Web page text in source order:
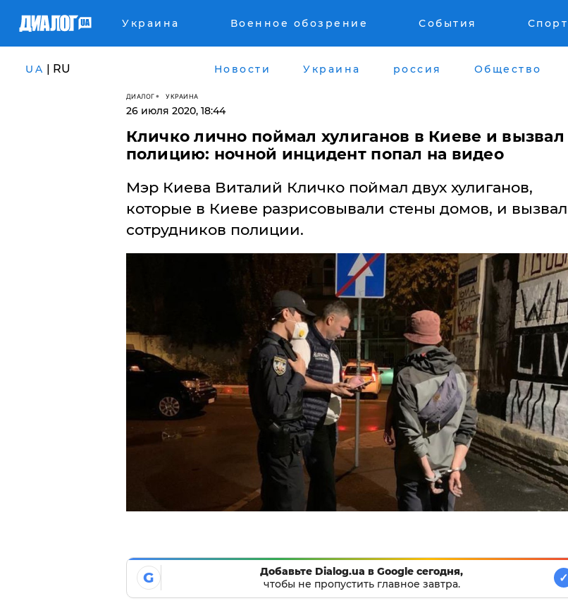
Украина Военное обозрение События Спорт
UA | RU Новости Украина россия Общество
ДИАЛОГ УКРАИНА
26 июля 2020, 18:44
Кличко лично поймал хулиганов в Киеве и вызвал
полицию: ночной инцидент попал на видео
​Мэр Киева Виталий Кличко поймал двух хулиганов,
которые в Киеве разрисовывали стены домов, и вызвал
сотрудников полиции.
G
Добавьте Dialog.ua в Google сегодня,
чтобы не пропустить главное завтра.
✓